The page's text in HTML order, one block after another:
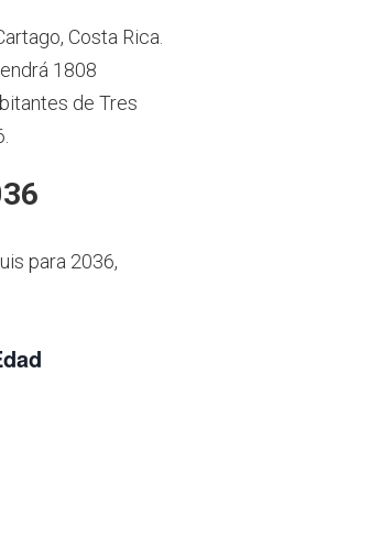
Costa Rica.
1808
de Tres
para 2036,